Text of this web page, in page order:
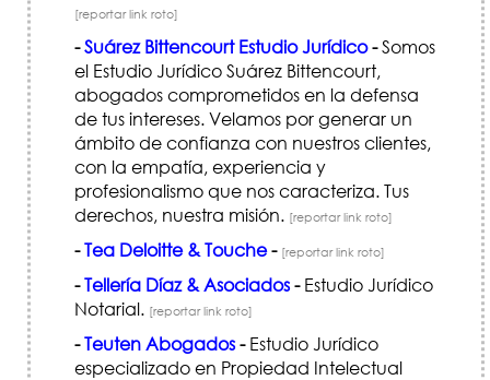
[reportar link roto]
-Suárez Bittencourt Estudio Jurídico-Somos
el Estudio Jurídico Suárez Bittencourt,
abogados comprometidos en la defensa
de tus intereses. Velamos por generar un
ámbito de confianza con nuestros clientes,
con la empatía, experiencia y
profesionalismo que nos caracteriza. Tus
derechos, nuestra misión. [reportar link roto]
-Tea Deloitte & Touche- [reportar link roto]
-Tellería Díaz & Asociados-Estudio Jurídico
Notarial. [reportar link roto]
-Teuten Abogados-Estudio Jurídico
especializado en Propiedad Intelectual